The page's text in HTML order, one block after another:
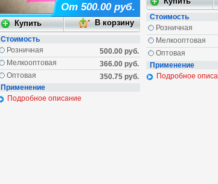
От 500.00 руб.
Стоимость
500.00 руб.
Розничная
366.00 руб.
Мелкооптовая
350.75 руб.
Оптовая
Применение
Подробное описание
Стоимость
Розничная
Мелкооптовая
Оптовая
Применение
Подробное